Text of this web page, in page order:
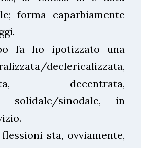
forma caparbiamente
fa ho ipotizzato una
declericalizzata,
decentrata,
solidale/sinodale, in
sta, ovviamente,